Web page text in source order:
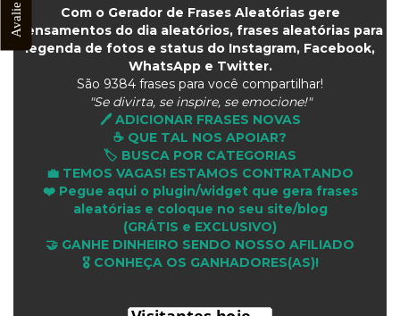
Com o Gerador de Frases Aleatórias gere
pensamentos do dia aleatórios, frases aleatórias para
legenda de fotos e status do Instagram, Facebook,
WhatsApp e Twitter.
São 9384 frases para você compartilhar!
"Se divirta, se inspire, se emocione!"
🖊️ ADICIONAR FRASES NOVAS
☕ QUE TAL NOS APOIAR?
🏷️ BUSCA POR CATEGORIAS
💼 TEMOS VAGAS! ESTAMOS CONTRATANDO
❤️ Pegue aqui o plugin/widget que gera frases
aleatórias e coloque no seu site/blog
(GRÁTIS e EXCLUSIVO)
🤝 GANHE DINHEIRO SENDO NOSSO AFILIADO
🎖 CONHEÇA OS GANHADORES(AS)!
Avalie